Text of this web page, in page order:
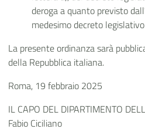
deroga a quanto previsto
medesimo decreto
La presente ordinanza sarà
della Repubblica italiana.
Roma, 19 febbraio 2025
IL CAPO DEL DIPARTIMENTO
Fabio Ciciliano